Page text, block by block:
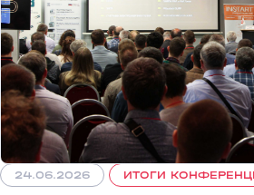
24.06.2026 ИТОГИ